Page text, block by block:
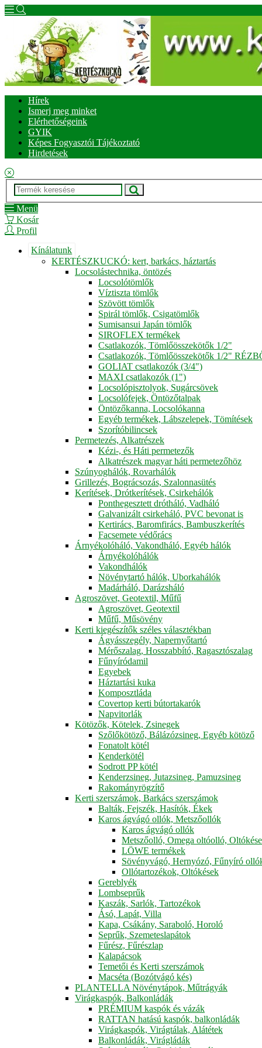
Hírek
Ismerj meg minket
Elérhetőségeink
GYIK
Képes Fogyasztói Tájékoztató
Hirdetések
Menü
Kosár
Profil
Kínálatunk
KERTÉSZKUCKÓ: kert, barkács, háztartás
Locsolástechnika, öntözés
Locsolótömlők
Víztiszta tömlők
Szövött tömlők
Spirál tömlők, Csigatömlők
Sumisansui Japán tömlők
SIROFLEX termékek
Csatlakozók, Tömlőösszekötők 1/2"
Csatlakozók, Tömlőösszekötők 1/2"
GOLIAT csatlakozók (3/4")
MAXI csatlakozók (1")
Locsolópisztolyok, Sugárcsövek
Locsolófejek, Öntözőtalpak
Öntözőkanna, Locsolókanna
Egyéb termékek, Lábszelepek, Tömítések
Szorítóbilincsek
Permetezés, Alkatrészek
Kézi-, és Háti permetezők
Alkatrészek magyar háti permetezőhöz
Szúnyoghálók, Rovarhálók
Grillezés, Bográcsozás, Szalonnasütés
Kerítések, Drótkerítések, Csirkehálók
Ponthegesztett drótháló, Vadháló
Galvanizált csirkeháló, PVC bevonat is
Kertirács, Baromfirács, Bambuszkerítés
Facsemete védőrács
Árnyékolóháló, Vakondháló, Egyéb hálók
Árnyékolóhálók
Vakondhálók
Növénytartó hálók, Uborkahálók
Madárháló, Darázsháló
Agroszövet, Geotextil, Műfű
Agroszövet, Geotextil
Műfű, Műsövény
Kerti kiegészítők széles választékban
Ágyásszegély, Napernyőtartó
Mérőszalag, Hosszabbító, Ragasztószalag
Fűnyíródamil
Egyebek
Háztartási kuka
Komposztláda
Covertop kerti bútortakarók
Napvitorlák
Kötözők, Kötelek, Zsinegek
Szőlőkötöző, Bálázózsineg, Egyéb kötöző
Fonatolt kötél
Kenderkötél
Sodrott PP kötél
Kenderzsineg, Jutazsineg, Pamuzsineg
Rakományrögzítő
Kerti szerszámok, Barkács szerszámok
Balták, Fejszék, Hasítók, Ékek
Karos ágvágó ollók, Metszőollók
Karos ágvágó ollók
Metszőolló, Omega oltóolló,
LÖWE termékek
Sövényvágó, Hernyózó, Fűnyíró
Ollótartozékok, Oltókések
Gereblyék
Lombseprűk
Kaszák, Sarlók, Tartozékok
Ásó, Lapát, Villa
Kapa, Csákány, Saraboló, Horoló
Seprűk, Szemeteslapátok
Fűrész, Fűrészlap
Kalapácsok
Temetői és Kerti szerszámok
Macséta (Bozótvágó kés)
PLANTELLA Növénytápok, Műtrágyák
Virágkaspók, Balkonládák
PRÉMIUM kaspók és vázák
RATTAN hatású kaspók, balkonládák
Virágkaspók, Virágtálak, Alátétek
Balkonládák, Virágládák